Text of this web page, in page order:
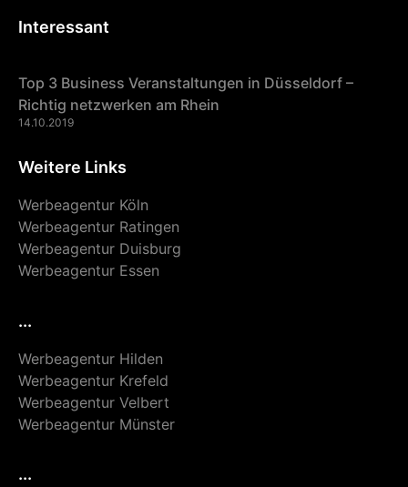
Interessant
Top 3 Business Veranstaltungen in Düsseldorf –
Richtig netzwerken am Rhein
14.10.2019
Weitere Links
Werbeagentur Köln
Werbeagentur Ratingen
Werbeagentur Duisburg
Werbeagentur Essen
...
Werbeagentur Hilden
Werbeagentur Krefeld
Werbeagentur Velbert
Werbeagentur Münster
...